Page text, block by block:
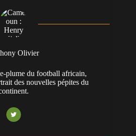
Olivier
plume du football africain,
des nouvelles pépites du